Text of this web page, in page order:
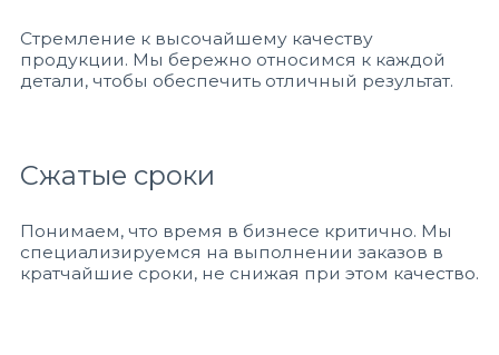
Стремление к высочайшему качеству
продукции. Мы бережно относимся к каждой
детали, чтобы обеспечить отличный результат.
Сжатые сроки
Понимаем, что время в бизнесе критично. Мы
специализируемся на выполнении заказов в
кратчайшие сроки, не снижая при этом качество.